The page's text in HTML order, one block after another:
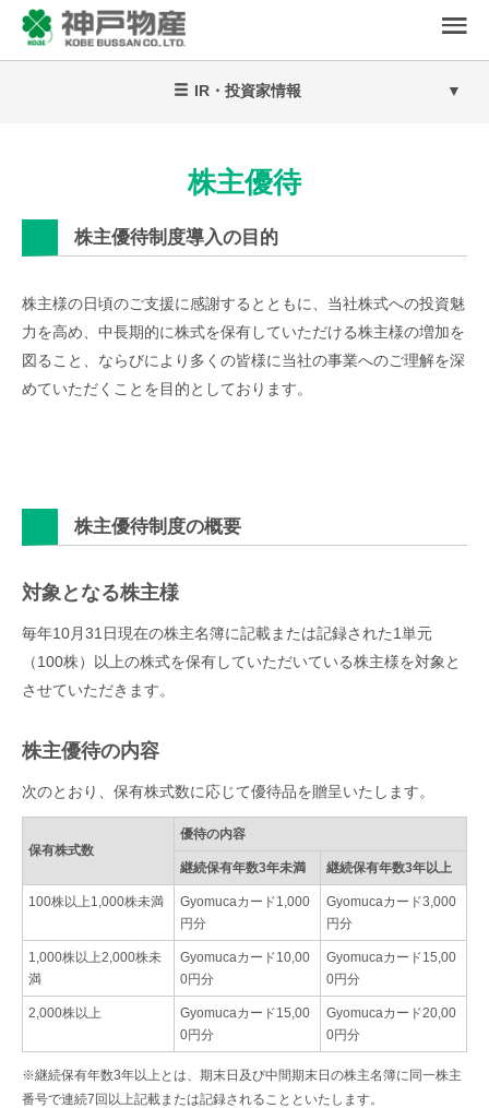
IR・投資家情報
株主優待
株主優待制度導入の目的
株主様の日頃のご支援に感謝するとともに、当社株式への投資魅
力を高め、中長期的に株式を保有していただける株主様の増加を
図ること、ならびにより多くの皆様に当社の事業へのご理解を深
めていただくことを目的としております。
株主優待制度の概要
対象となる株主様
毎年10月31日現在の株主名簿に記載または記録された1単元
（100株）以上の株式を保有していただいている株主様を対象と
させていただきます。
株主優待の内容
次のとおり、保有株式数に応じて優待品を贈呈いたします。
保有株式数
優待の内容
継続保有年数3年未満 継続保有年数3年以上
100株以上1,000株未満
Gyomucaカード1,000
円分
Gyomucaカード3,000
円分
1,000株以上2,000株未
満
Gyomucaカード10,00
0円分
Gyomucaカード15,00
0円分
2,000株以上
Gyomucaカード15,00
0円分
Gyomucaカード20,00
0円分
※継続保有年数3年以上とは、期末日及び中間期末日の株主名簿に同一株主
番号で連続7回以上記載または記録されることといたします。